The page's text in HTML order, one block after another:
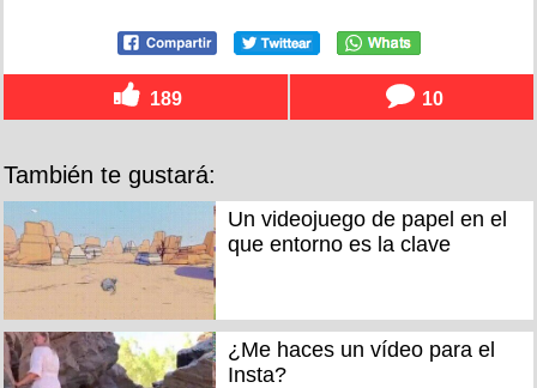
189 10
También te gustará:
Un videojuego de papel en el
que entorno es la clave
¿Me haces un vídeo para el
Insta?